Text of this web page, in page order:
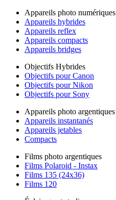
Appareils photo numériques
Appareils hybrides
Appareils reflex
Appareils compacts
Appareils bridges
Objectifs Hybrides
Objectifs pour Canon
Objectifs pour Nikon
Objectifs pour Sony
Appareils photo argentiques
Appareils instantanés
Appareils jetables
Compacts
Films photo argentiques
Films Polaroid - Instax
Films 135 (24x36)
Films 120